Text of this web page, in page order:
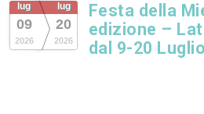
lug
09
2026
lug
20
2026
Festa della
edizione –
dal 9-20